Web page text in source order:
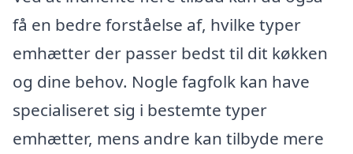
få en bedre forståelse af, hvilke typer
emhætter der passer bedst til dit køkken
og dine behov. Nogle fagfolk kan have
specialiseret sig i bestemte typer
emhætter, mens andre kan tilbyde mere